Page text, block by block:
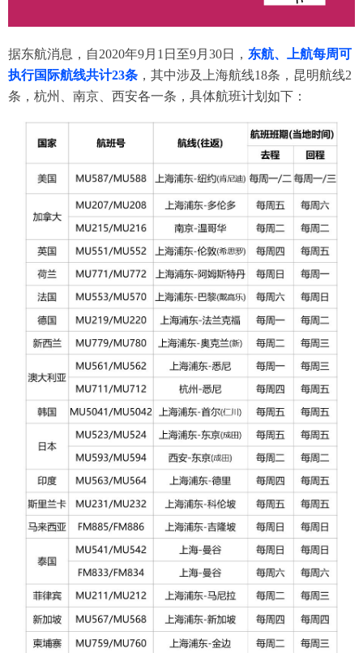
据东航消息，自2020年9月1日至9月30日， 东航、上航每周可
执行国际航线共计23条 ，其中涉及上海航线18条，昆明航线2
条，杭州、南京、西安各一条，具体航班计划如下：